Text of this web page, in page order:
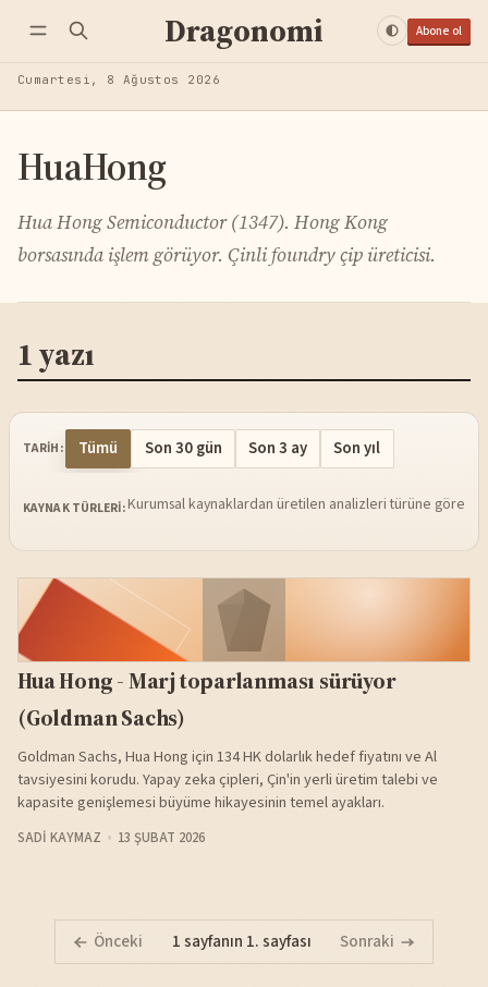
Dragonomi Abone ol
Cumartesi, 8 Ağustos 2026
HuaHong
Hua Hong Semiconductor (1347). Hong Kong
borsasında işlem görüyor. Çinli foundry çip üreticisi.
1 yazı
TARIH: Tümü Son 30 gün Son 3 ay Son yıl
KAYNAK TÜRLERI:Kurumsal kaynaklardan üretilen analizleri türüne göre
Hua Hong - Marj toparlanması sürüyor
(Goldman Sachs)
Goldman Sachs, Hua Hong için 134 HK dolarlık hedef fiyatını ve Al
tavsiyesini korudu. Yapay zeka çipleri, Çin'in yerli üretim talebi ve
kapasite genişlemesi büyüme hikayesinin temel ayakları.
SADI KAYMAZ 13 ŞUBAT 2026
Önceki 1 sayfanın 1. sayfası Sonraki